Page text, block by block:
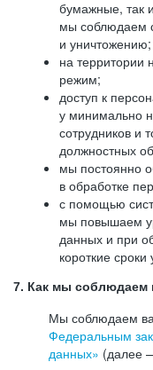
бумажные, так
мы соблюдаем
и уничтожению;
на территории
режим;
доступ к
у минимально
сотрудников и
должностных
мы постоянно
в обработке
с помощью
мы повышаем
данных и при
короткие
7. Как мы соблюдаем
Мы соблюдаем
Федеральным
данных» (далее